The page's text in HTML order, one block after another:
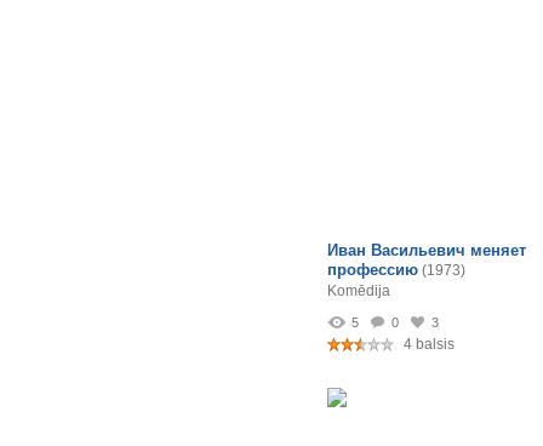
Иван Васильевич меняет
профессию (1973)
Komēdija
5 0 3
4 balsis